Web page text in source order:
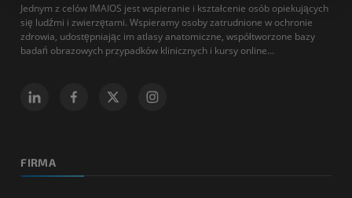
Jednym z celów IMAIOS jest wspieranie i kształcenie osób opiekujących
się ludźmi i zwierzętami. Wspieramy osoby zatrudnione w ochronie
zdrowia, udostępniając im atlasy anatomiczne, współtworzone bazy
badań obrazowych przypadków klinicznych i kursy online...
FIRMA